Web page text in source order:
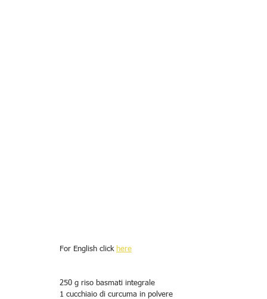
For English click here
250 g riso basmati integrale
1 cucchiaio di curcuma in polvere